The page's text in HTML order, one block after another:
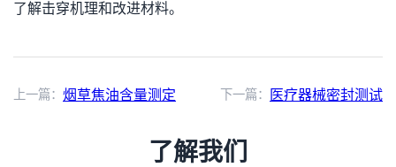
了解击穿机理和改进材料。
上一篇： 烟草焦油含量测定 下一篇： 医疗器械密封测试
了解我们